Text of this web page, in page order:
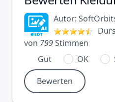
Autor:
von 799Stimmen
Gut
OK